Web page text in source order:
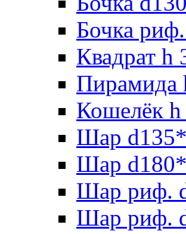
Бочка
Квадрат h
Пирамида
Кошелёк
Шар
Шар
Шар риф.
Шар риф.